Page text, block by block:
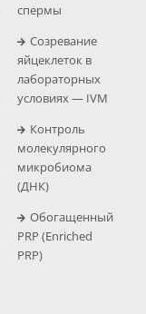
спермы
Созревание
яйцеклеток в
лабораторных
условиях — IVM
Контроль
молекулярного
микробиома
(ДНК)
Обогащенный
PRP (Enriched
PRP)